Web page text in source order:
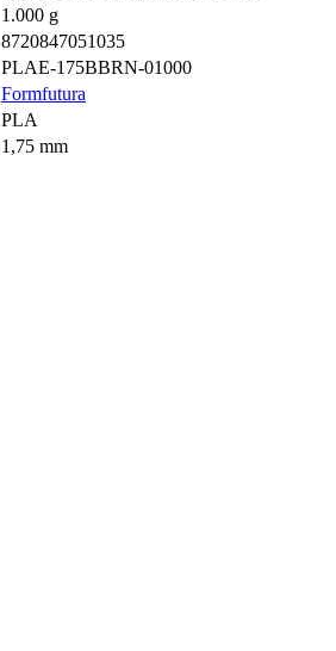
1.000 g
8720847051035
PLAE-175BBRN-01000
Formfutura
PLA
1,75 mm